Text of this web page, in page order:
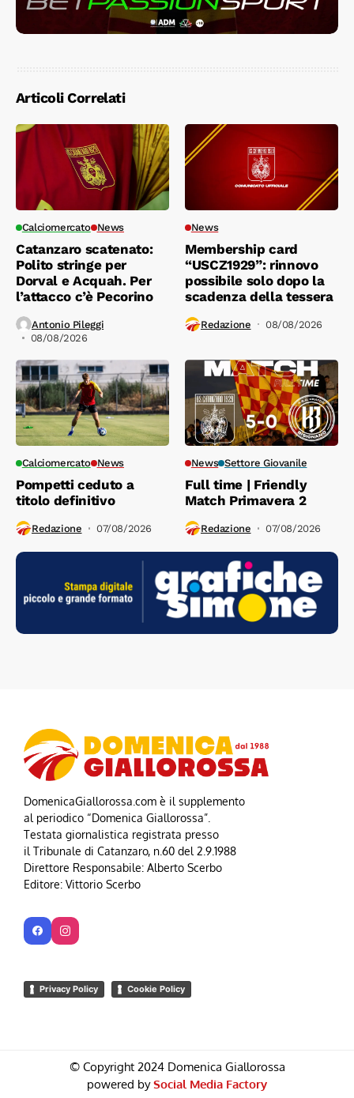
Articoli Correlati
Calciomercato News
Catanzaro scatenato:
Polito stringe per
Dorval e Acquah. Per
l’attacco c’è Pecorino
Antonio Pileggi
08/08/2026
News
Membership card
“USCZ1929”: rinnovo
possibile solo dopo la
scadenza della tessera
Redazione 08/08/2026
Calciomercato News
Pompetti ceduto a
titolo definitivo
Redazione 07/08/2026
News Settore Giovanile
Full time | Friendly
Match Primavera 2
Redazione 07/08/2026
DomenicaGiallorossa.com è il supplemento
al periodico “Domenica Giallorossa”.
Testata giornalistica registrata presso
il Tribunale di Catanzaro, n.60 del 2.9.1988
Direttore Responsabile: Alberto Scerbo
Editore: Vittorio Scerbo
Privacy Policy Cookie Policy
© Copyright 2024 Domenica Giallorossa
powered bySocial Media Factory